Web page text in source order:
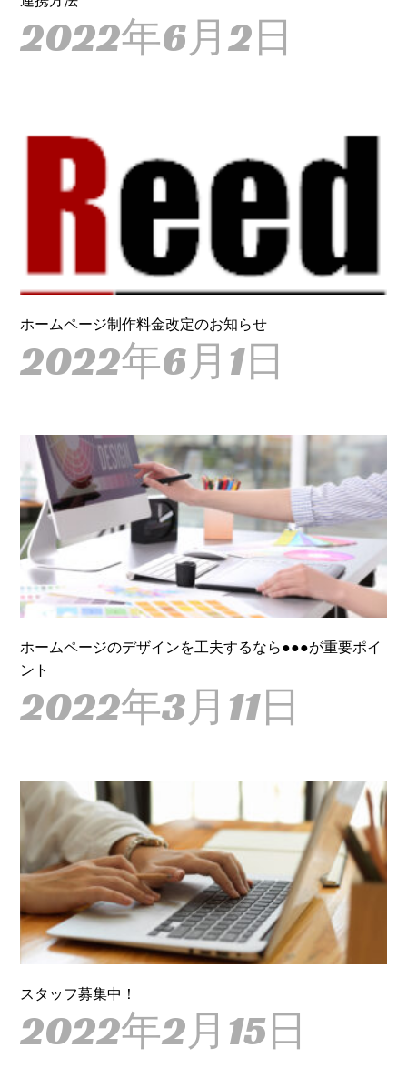
2022年6月2日
ホームページ制作料金改定のお知らせ
2022年6月1日
ホームページのデザインを工夫するなら●●●が重要ポイ
ント
2022年3月11日
スタッフ募集中！
2022年2月15日